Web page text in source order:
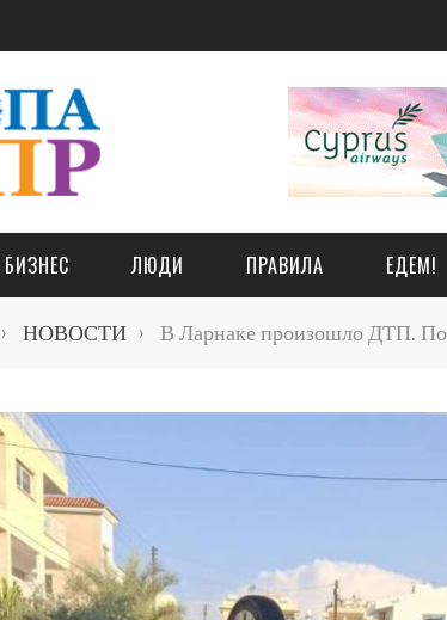
БИЗНЕС ЛЮДИ ПРАВИЛА ЕДЕМ!
› НОВОСТИ › В Ларнаке произошло ДТП.